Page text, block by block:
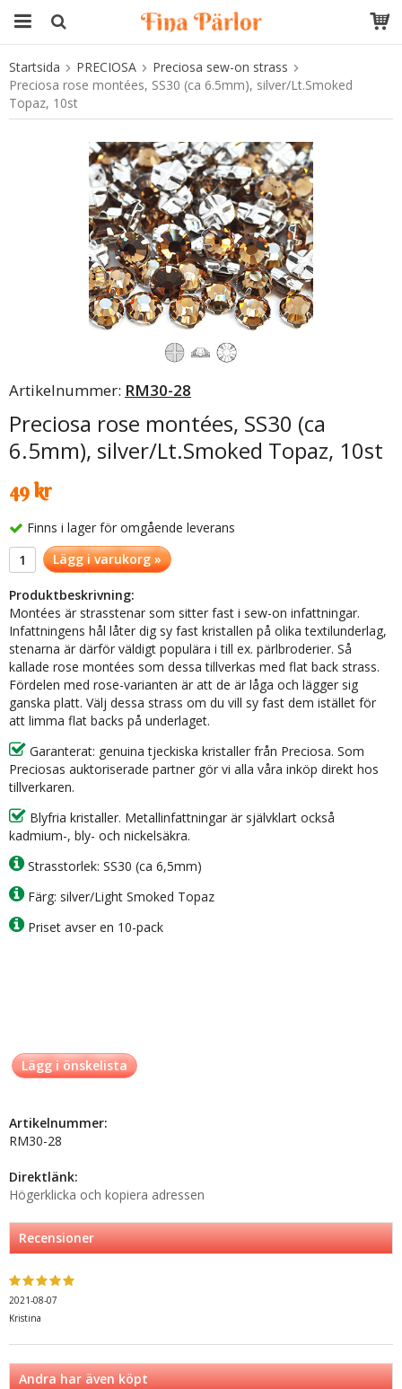
Produkten har blivit tillagd i varukorgen
Startsida PRECIOSA
Preciosa sew-on strass
Preciosa rose montées, SS30 (ca 6.5mm), silver/Lt.Smoked
Topaz, 10st
Artikelnummer: RM30-28
Preciosa rose montées, SS30 (ca
6.5mm), silver/Lt.Smoked Topaz, 10st
49 kr
Finns i lager för omgående leverans
Lägg i varukorg »
Produktbeskrivning:
Montées är strasstenar som sitter fast i sew-on infattningar.
Infattningens hål låter dig sy fast kristallen på olika textilunderlag,
stenarna är därför väldigt populära i till ex. pärlbroderier. Så
kallade rose montées som dessa tillverkas med flat back strass.
Fördelen med rose-varianten är att de är låga och lägger sig
ganska platt. Välj dessa strass om du vill sy fast dem istället för
att limma flat backs på underlaget.
Garanterat: genuina tjeckiska kristaller från Preciosa. Som
Preciosas auktoriserade partner gör vi alla våra inköp direkt hos
tillverkaren.
Blyfria kristaller. Metallinfattningar är självklart också
kadmium-, bly- och nickelsäkra.
Strasstorlek: SS30 (ca 6,5mm)
Färg: silver/Light Smoked Topaz
Priset avser en 10-pack
Lägg i önskelista
Artikelnummer:
RM30-28
Direktlänk:
Högerklicka och kopiera adressen
Recensioner
2021-08-07
Kristina
Andra har även köpt